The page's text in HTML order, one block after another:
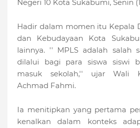
Negeri 10 Kota Sukabumi, Senin
Hadir dalam momen itu Kepala
dan Kebudayaan Kota
lainnya. '' MPLS adalah salah
dilalui bagi para siswa siswi
masuk sekolah,'' ujar Wali
Achmad Fahmi.
Ia menitipkan yang pertama
kenalkan dalam konteks